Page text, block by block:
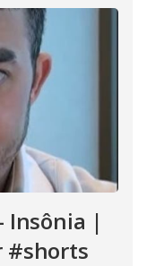
Insônia |
#shorts